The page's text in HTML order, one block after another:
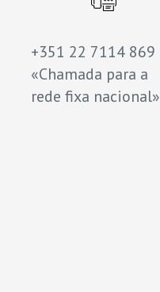
+351 22 7114 869
«Chamada para a
rede fixa nacional»